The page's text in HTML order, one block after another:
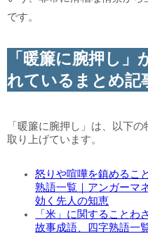
です。
「暖簾に腕押し」
れているまとめ記
「暖簾に腕押し」は、以下の
取り上げています。
怒りや喧嘩を鎮めるこ
熟語一覧｜アンガーマ
効く先人の知恵
「米」に関することわ
故事成語、四字熟語一